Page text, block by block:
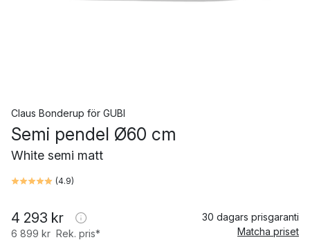
Claus Bonderup för GUBI
Semi pendel Ø60 cm
White semi matt
(4.9)
4 293 kr
6 899 kr Rek. pris*
30 dagars prisgaranti
Matcha priset